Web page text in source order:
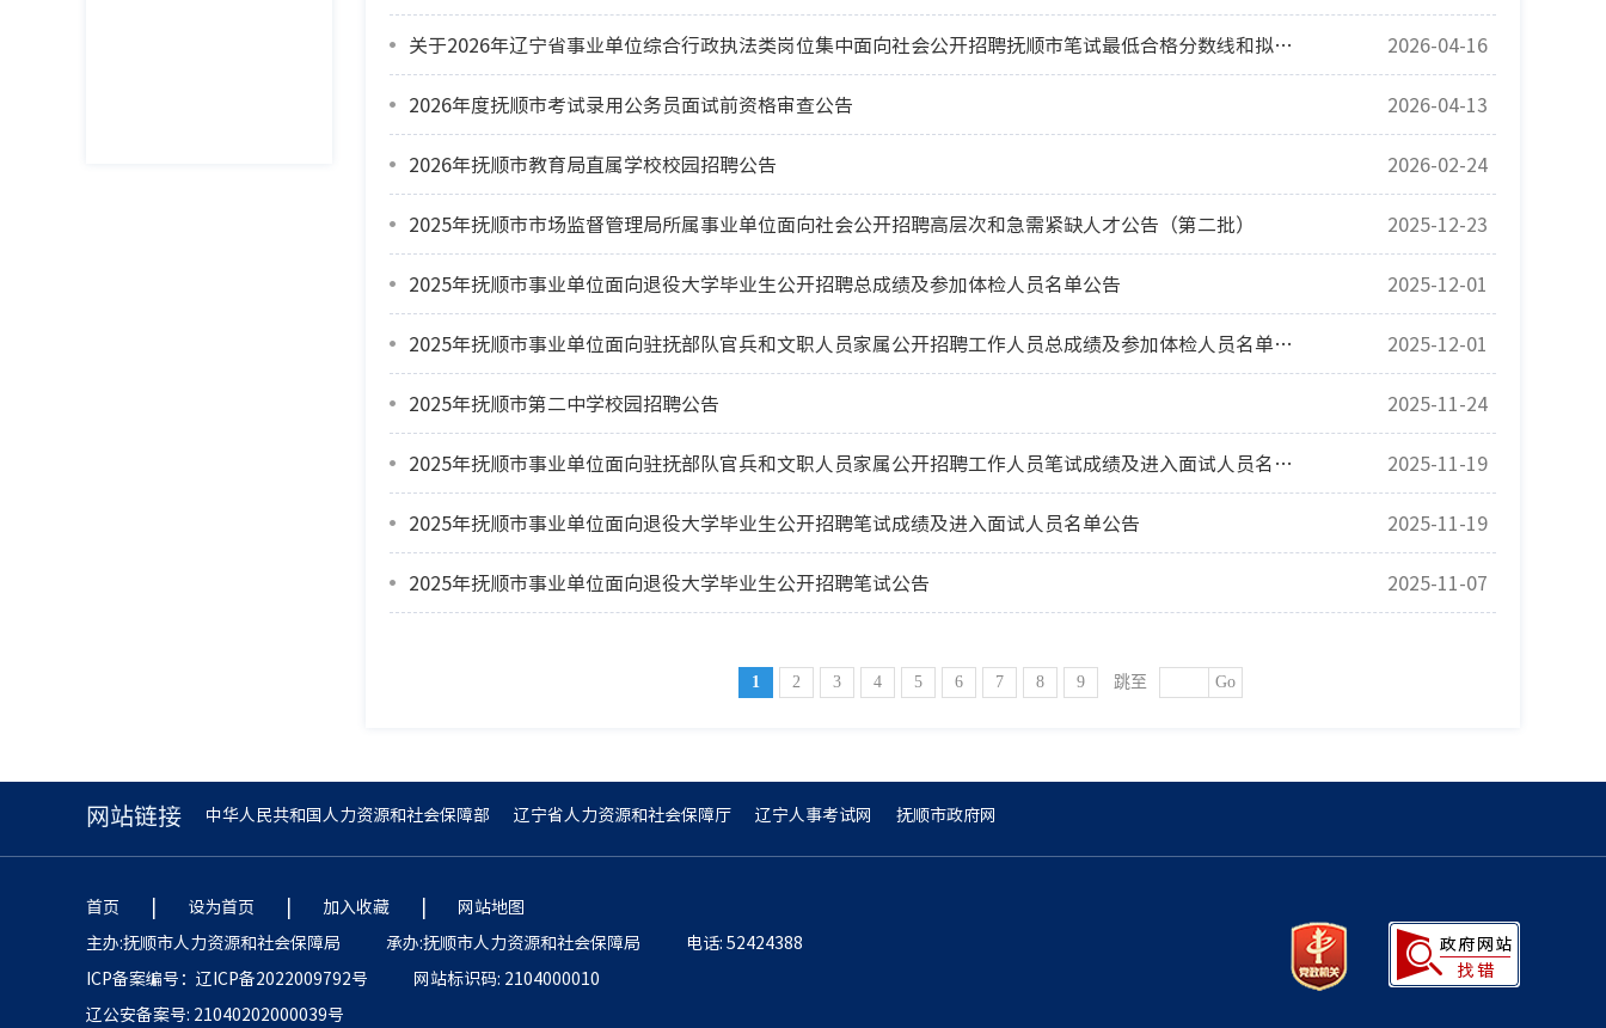
关于2026年辽宁省事业单位综合行政执法类岗位集中面向社会公开招聘抚顺市笔试最低合格分数线和拟进入面试（资格复审）人员名单及有关工作安排的公告 2026-04-16
2026年度抚顺市考试录用公务员面试前资格审查公告 2026-04-13
2026年抚顺市教育局直属学校校园招聘公告 2026-02-24
2025年抚顺市市场监督管理局所属事业单位面向社会公开招聘高层次和急需紧缺人才公告（第二批） 2025-12-23
2025年抚顺市事业单位面向退役大学毕业生公开招聘总成绩及参加体检人员名单公告 2025-12-01
2025年抚顺市事业单位面向驻抚部队官兵和文职人员家属公开招聘工作人员总成绩及参加体检人员名单公告 2025-12-01
2025年抚顺市第二中学校园招聘公告 2025-11-24
2025年抚顺市事业单位面向驻抚部队官兵和文职人员家属公开招聘工作人员笔试成绩及进入面试人员名单公告 2025-11-19
2025年抚顺市事业单位面向退役大学毕业生公开招聘笔试成绩及进入面试人员名单公告 2025-11-19
2025年抚顺市事业单位面向退役大学毕业生公开招聘笔试公告 2025-11-07
1 2 3 4 5 6 7 8 9 Go
跳至
网站链接 中华人民共和国人力资源和社会保障部 辽宁省人力资源和社会保障厅 辽宁人事考试网 抚顺市政府网
首页 | 设为首页 | 加入收藏 |
网站地图
主办:抚顺市人力资源和社会保障局
承办:抚顺市人力资源和社会保障局
电话: 52424388
ICP备案编号：辽ICP备2022009792号
网站标识码: 2104000010
辽公安备案号: 21040202000039号